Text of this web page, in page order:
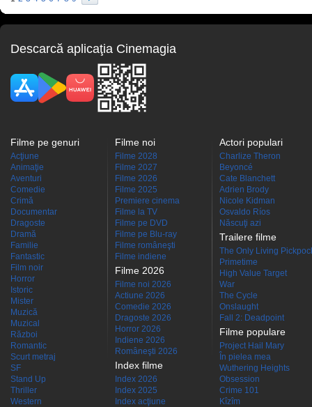
Descarcă aplicaţia Cinemagia
Filme pe genuri
Acţiune
Animaţie
Aventuri
Comedie
Crimă
Documentar
Dragoste
Dramă
Familie
Fantastic
Film noir
Horror
Istoric
Mister
Muzică
Muzical
Război
Romantic
Scurt metraj
SF
Stand Up
Thriller
Western
Filme noi
Filme 2028
Filme 2027
Filme 2026
Filme 2025
Premiere cinema
Filme la TV
Filme pe DVD
Filme pe Blu-ray
Filme româneşti
Filme indiene
Filme 2026
Filme noi 2026
Actiune 2026
Comedie 2026
Dragoste 2026
Horror 2026
Indiene 2026
Româneşti 2026
Index filme
Index 2026
Index 2025
Index acţiune
Actori populari
Charlize Theron
Beyoncé
Cate Blanchett
Adrien Brody
Nicole Kidman
Osvaldo Ríos
Născuţi azi
Trailere filme
The Only Living
Primetime
High Value Target
War
The Cycle
Onslaught
Fall 2: Deadpoint
Filme populare
Project Hail Mary
În pielea mea
Wuthering Heights
Obsession
Crime 101
Kîzîm